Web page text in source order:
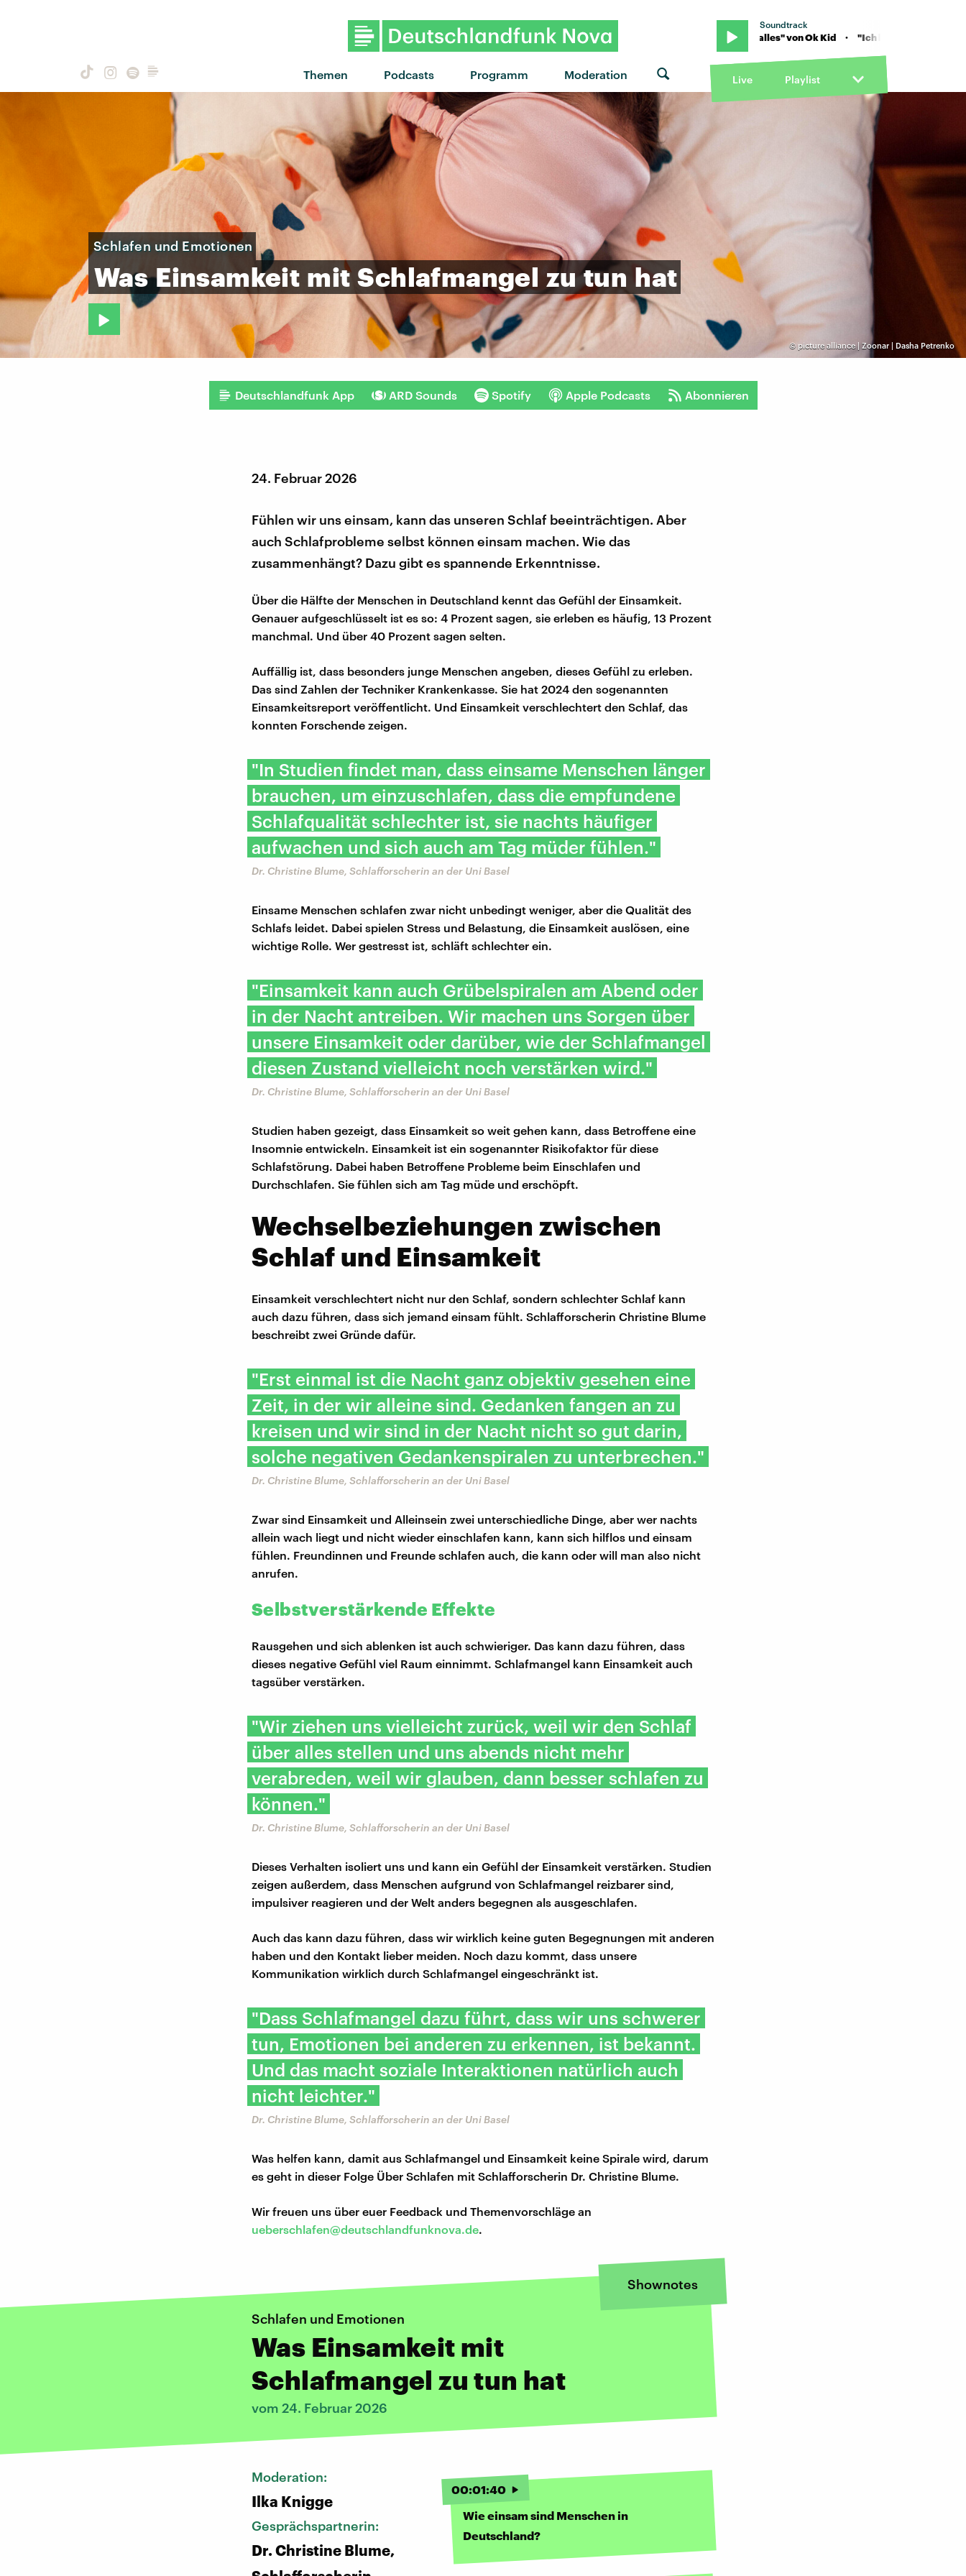
Themen Podcasts Programm Moderation
Soundtrack
"Ich kann alles" von Ok Kid · "Ich kann alles" von Ok Kid · "Ich kann alles" von Ok Kid
Live Playlist
© picture alliance | Zoonar | Dasha Petrenko
Schlafen und Emotionen
Was Einsamkeit mit Schlafmangel zu tun hat
Deutschlandfunk App ARD Sounds Spotify Apple Podcasts Abonnieren
24. Februar 2026
Fühlen wir uns einsam, kann das unseren Schlaf beeinträchtigen. Aber
auch Schlafprobleme selbst können einsam machen. Wie das
zusammenhängt? Dazu gibt es spannende Erkenntnisse.
Über die Hälfte der Menschen in Deutschland kennt das Gefühl der Einsamkeit.
Genauer aufgeschlüsselt ist es so: 4 Prozent sagen, sie erleben es häufig, 13 Prozent
manchmal. Und über 40 Prozent sagen selten.
Auffällig ist, dass besonders junge Menschen angeben, dieses Gefühl zu erleben.
Das sind Zahlen der Techniker Krankenkasse. Sie hat 2024 den sogenannten
Einsamkeitsreport veröffentlicht. Und Einsamkeit verschlechtert den Schlaf, das
konnten Forschende zeigen.
"In Studien findet man, dass einsame Menschen länger
brauchen, um einzuschlafen, dass die empfundene
Schlafqualität schlechter ist, sie nachts häufiger
aufwachen und sich auch am Tag müder fühlen."
Dr. Christine Blume, Schlafforscherin an der Uni Basel
Einsame Menschen schlafen zwar nicht unbedingt weniger, aber die Qualität des
Schlafs leidet. Dabei spielen Stress und Belastung, die Einsamkeit auslösen, eine
wichtige Rolle. Wer gestresst ist, schläft schlechter ein.
"Einsamkeit kann auch Grübelspiralen am Abend oder
in der Nacht antreiben. Wir machen uns Sorgen über
unsere Einsamkeit oder darüber, wie der Schlafmangel
diesen Zustand vielleicht noch verstärken wird."
Dr. Christine Blume, Schlafforscherin an der Uni Basel
Studien haben gezeigt, dass Einsamkeit so weit gehen kann, dass Betroffene eine
Insomnie entwickeln. Einsamkeit ist ein sogenannter Risikofaktor für diese
Schlafstörung. Dabei haben Betroffene Probleme beim Einschlafen und
Durchschlafen. Sie fühlen sich am Tag müde und erschöpft.
Wechselbeziehungen zwischen
Schlaf und Einsamkeit
Einsamkeit verschlechtert nicht nur den Schlaf, sondern schlechter Schlaf kann
auch dazu führen, dass sich jemand einsam fühlt. Schlafforscherin Christine Blume
beschreibt zwei Gründe dafür.
"Erst einmal ist die Nacht ganz objektiv gesehen eine
Zeit, in der wir alleine sind. Gedanken fangen an zu
kreisen und wir sind in der Nacht nicht so gut darin,
solche negativen Gedankenspiralen zu unterbrechen."
Dr. Christine Blume, Schlafforscherin an der Uni Basel
Zwar sind Einsamkeit und Alleinsein zwei unterschiedliche Dinge, aber wer nachts
allein wach liegt und nicht wieder einschlafen kann, kann sich hilflos und einsam
fühlen. Freundinnen und Freunde schlafen auch, die kann oder will man also nicht
anrufen.
Selbstverstärkende Effekte
Rausgehen und sich ablenken ist auch schwieriger. Das kann dazu führen, dass
dieses negative Gefühl viel Raum einnimmt. Schlafmangel kann Einsamkeit auch
tagsüber verstärken.
"Wir ziehen uns vielleicht zurück, weil wir den Schlaf
über alles stellen und uns abends nicht mehr
verabreden, weil wir glauben, dann besser schlafen zu
können."
Dr. Christine Blume, Schlafforscherin an der Uni Basel
Dieses Verhalten isoliert uns und kann ein Gefühl der Einsamkeit verstärken. Studien
zeigen außerdem, dass Menschen aufgrund von Schlafmangel reizbarer sind,
impulsiver reagieren und der Welt anders begegnen als ausgeschlafen.
Auch das kann dazu führen, dass wir wirklich keine guten Begegnungen mit anderen
haben und den Kontakt lieber meiden. Noch dazu kommt, dass unsere
Kommunikation wirklich durch Schlafmangel eingeschränkt ist.
"Dass Schlafmangel dazu führt, dass wir uns schwerer
tun, Emotionen bei anderen zu erkennen, ist bekannt.
Und das macht soziale Interaktionen natürlich auch
nicht leichter."
Dr. Christine Blume, Schlafforscherin an der Uni Basel
Was helfen kann, damit aus Schlafmangel und Einsamkeit keine Spirale wird, darum
es geht in dieser Folge Über Schlafen mit Schlafforscherin Dr. Christine Blume.
Wir freuen uns über euer Feedback und Themenvorschläge an
ueberschlafen@deutschlandfunknova.de.
Shownotes
Schlafen und Emotionen
Was Einsamkeit mit
Schlafmangel zu tun hat
vom 24. Februar 2026
Moderation:
Ilka Knigge
Gesprächspartnerin:
Dr. Christine Blume,
00:01:40
Wie einsam sind Menschen in
Deutschland?